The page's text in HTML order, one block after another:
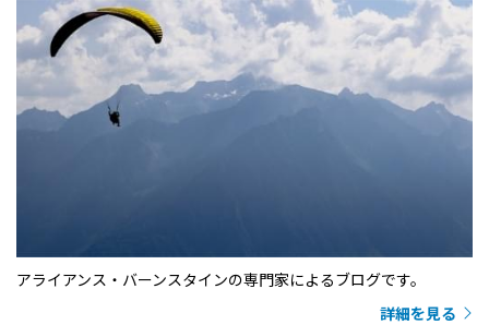
アライアンス・バーンスタインの専門家によるブログです。
詳細を見る